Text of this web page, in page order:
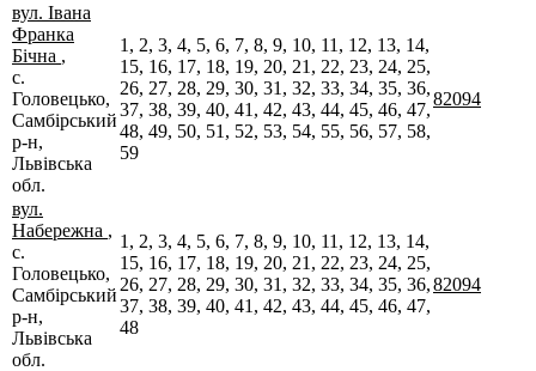
вул. Івана
Франка
Бічна ,
с.
Головецько,
Самбірський
р-н,
Львівська
обл.
1, 2, 3, 4, 5, 6, 7, 8, 9, 10, 11, 12, 13, 14,
15, 16, 17, 18, 19, 20, 21, 22, 23, 24, 25,
26, 27, 28, 29, 30, 31, 32, 33, 34, 35, 36,
37, 38, 39, 40, 41, 42, 43, 44, 45, 46, 47,
48, 49, 50, 51, 52, 53, 54, 55, 56, 57, 58,
59
82094
вул.
Набережна ,
с.
Головецько,
Самбірський
р-н,
Львівська
обл.
1, 2, 3, 4, 5, 6, 7, 8, 9, 10, 11, 12, 13, 14,
15, 16, 17, 18, 19, 20, 21, 22, 23, 24, 25,
26, 27, 28, 29, 30, 31, 32, 33, 34, 35, 36,
37, 38, 39, 40, 41, 42, 43, 44, 45, 46, 47,
48
82094